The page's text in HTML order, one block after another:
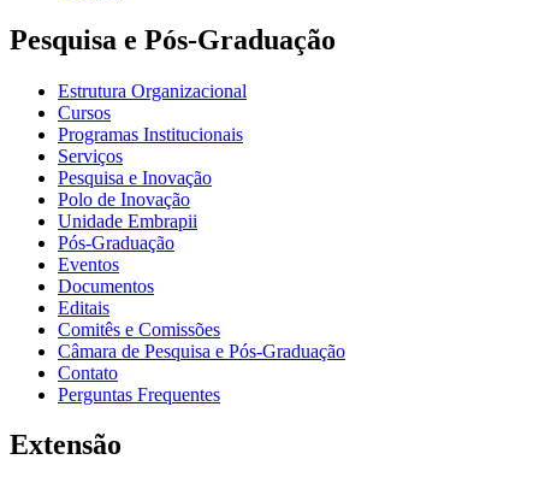
Pesquisa e Pós-Graduação
Estrutura Organizacional
Cursos
Programas Institucionais
Serviços
Pesquisa e Inovação
Polo de Inovação
Unidade Embrapii
Pós-Graduação
Eventos
Documentos
Editais
Comitês e Comissões
Câmara de Pesquisa e Pós-Graduação
Contato
Perguntas Frequentes
Extensão